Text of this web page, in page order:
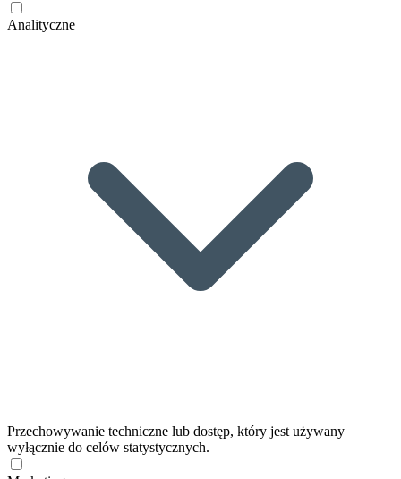
Analityczne
Przechowywanie techniczne lub dostęp, który jest używany
wyłącznie do celów statystycznych.